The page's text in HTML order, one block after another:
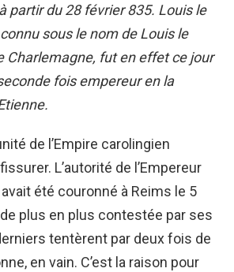
partir du 28 février 835. Louis le
sous le nom de Louis le
Charlemagne, fut en effet ce jour
fois empereur en la
de l’Empire carolingien
L’autorité de l’Empereur
été couronné à Reims le 5
plus en plus contestée par ses
tentèrent par deux fois de
en vain. C’est la raison pour